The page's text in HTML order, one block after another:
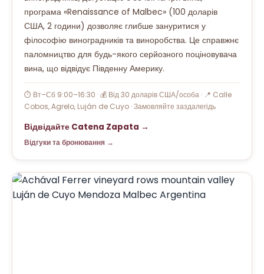
програма «Renaissance of Malbec» (100 доларів
США, 2 години) дозволяє глибше зануритися у
філософію виноградників та виноробства. Це справжнє
паломництво для будь-якого серйозного поціновувача
вина, що відвідує Південну Америку.
⏱ Вт–Сб 9:00–16:30 · 💰 Від 30 доларів США/особа · 📍 Calle
Cobos, Agrelo, Luján de Cuyo · Замовляйте заздалегідь
Відвідайте Catena Zapata →
Відгуки та бронювання →